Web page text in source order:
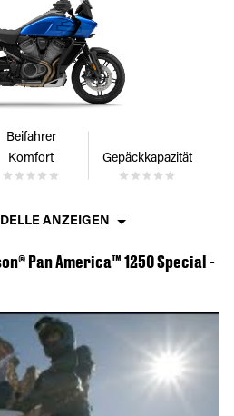
Beifahrer
Komfort
Gepäckkapazität
ANZEIGEN
Pan America™ 1250 Special -